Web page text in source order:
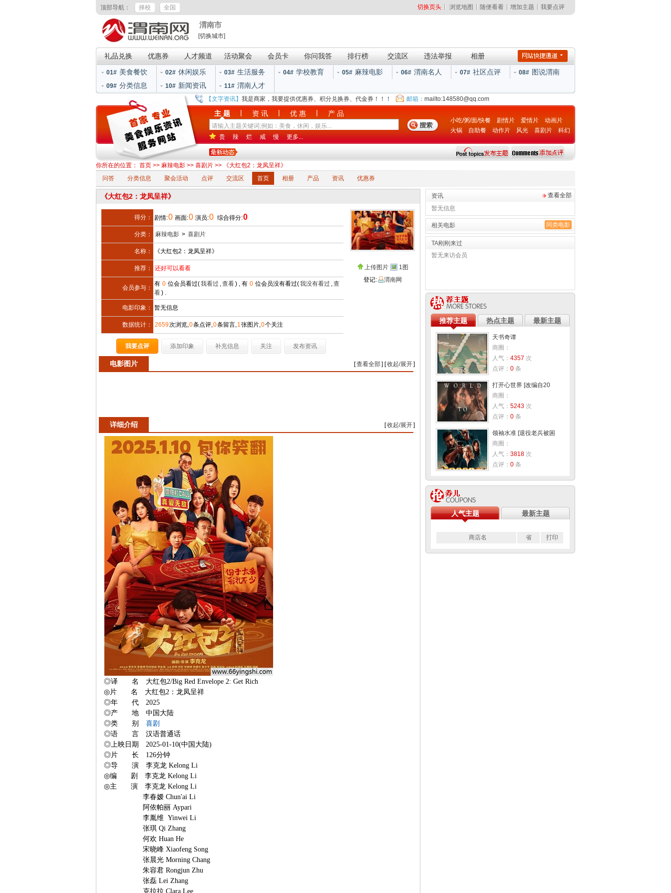
顶部导航： 择校 全国 切换页头 浏览地图 随便看看 增加主题 我要点评
渭南市
[切换城市]
礼品兑换 优惠券 人才频道 活动聚会 会员卡 你问我答 排行榜 交流区 违法举报 相册
01# 美食餐饮 02# 休闲娱乐 03# 生活服务 04# 学校教育 05# 麻辣电影 06# 渭南名人 07# 社区点评 08# 图说渭南
09# 分类信息 10# 新闻资讯 11# 渭南人才
【文字资讯】 我是商家，我要提供优惠券、积分兑换券、代金券！！！ 邮箱： mailto:148580@qq.com
主 题 | 资 讯 | 优 惠 | 产 品
小吃/粥/面/快餐 剧情片 爱情片
动画片
火锅
自助餐 动作片 风光 喜剧片
科幻
贵 辣 烂 咸 慢 更多...
你所在的位置： 首页 >> 麻辣电影 >> 喜剧片 >> 《大红包2：龙凤呈祥》
问答
分类信息 聚会活动 点评 交流区 首页 相册 产品 资讯 优惠券
《大红包2：龙凤呈祥》
得分： 剧情:0 画面:0 演员:0 综合得分:0
分类： 麻辣电影 > 喜剧片
名称： 《大红包2：龙凤呈祥》
推荐： 还好可以看看
会员参与：
有 0 位会员看过(我看过 ,查看) , 有 0 位会员没有看过(我没有看过 ,查
看) .
电影印象： 暂无信息
数据统计： 2659次浏览,0条点评,0条留言,1张图片,0个关注
我要点评 添加印象 补充信息 关注 发布资讯
上传图片
1图
登记:
渭南网
[查看全部] [收起/展开]
电影图片
[收起/展开]
详细介绍
◎译 名 大红包2/Big Red Envelope 2: Get Rich
◎片 名 大红包2：龙凤呈祥
◎年 代 2025
◎产 地 中国大陆
◎类 别 喜剧
◎语 言 汉语普通话
◎上映日期 2025-01-10(中国大陆)
◎片 长 126分钟
◎导 演 李克龙 Kelong Li
◎编 剧 李克龙 Kelong Li
◎主 演 李克龙 Kelong Li
李春嫒 Chun'ai Li
阿依帕丽 Aypari
李胤维 Yinwei Li
张琪 Qi Zhang
何欢 Huan He
宋晓峰 Xiaofeng Song
张晨光 Morning Chang
朱容君 Rongjun Zhu
张磊 Lei Zhang
克拉拉 Clara Lee
查看全部
资讯
暂无信息
同类电影
相关电影
TA刚刚来过
暂无来访会员
推荐主题 热点主题 最新主题
天书奇谭
商圈：
人气： 4357 次
点评： 0 条
打开心世界 [改编自20
商圈：
人气： 5243 次
点评： 0 条
领袖水准 [退役老兵被困
商圈：
人气： 3818 次
点评： 0 条
人气主题 最新主题
商店名 省 打印